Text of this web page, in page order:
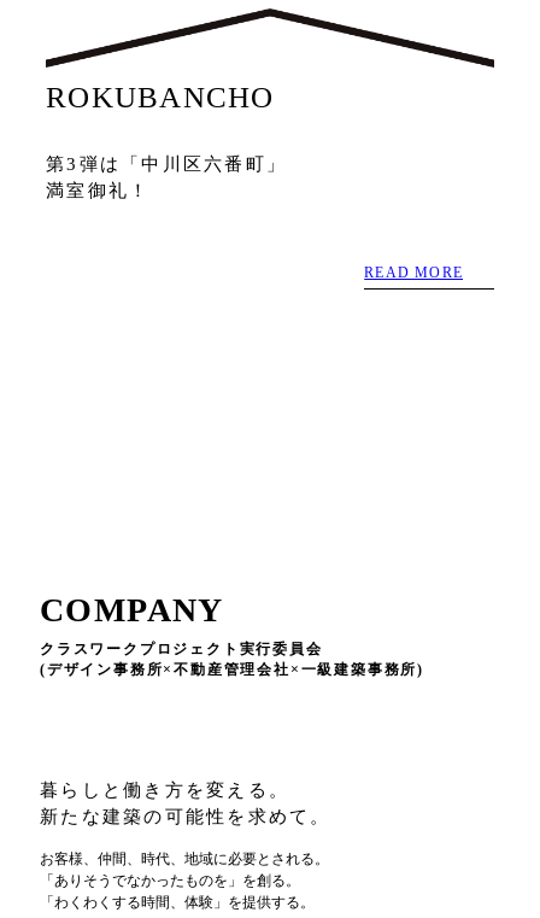
ROKUBANCHO
第3弾は「中川区六番町」
満室御礼！
READ MORE
COMPANY
クラスワークプロジェクト実行委員会
(デザイン事務所×不動産管理会社×一級建築事務所)
暮らしと働き方を変える。
新たな建築の可能性を求めて。
お客様、仲間、時代、地域に必要とされる。
「ありそうでなかったものを」を創る。
「わくわくする時間、体験」を提供する。